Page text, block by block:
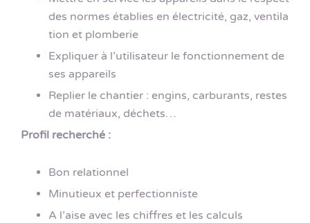
des normes établies en électricité, gaz, ventila
tion et plomberie
Expliquer à l’utilisateur le fonctionnement de
ses appareils
Replier le chantier : engins, carburants, restes
de matériaux, déchets…
Profil recherché :
Bon relationnel
Minutieux et perfectionniste
A l’aise avec les chiffres et les calculs